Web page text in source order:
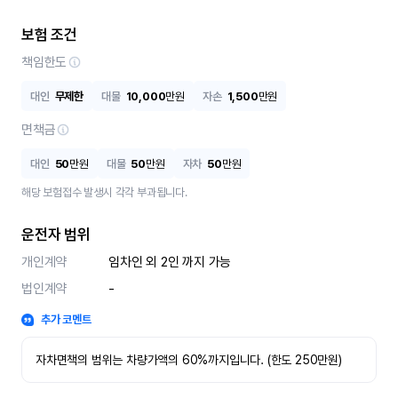
보험 조건
책임한도
대인 무제한 대물 10,000만원 자손 1,500만원
면책금
대인 50만원 대물 50만원 자차 50만원
해당 보험접수 발생시 각각 부과됩니다.
운전자 범위
개인계약
임차인 외 2인 까지 가능
법인계약
-
추가 코멘트
자차면책의 범위는 차량가액의 60%까지입니다. (한도 250만원)